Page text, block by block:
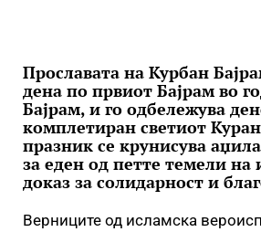
Прославата на Курбан
дена по првиот Бајрам во
Бајрам, и го одбележува
комплетиран светиот
празник се крунисува
за еден од петте темели на
доказ за солидарност и
Верниците од исламска